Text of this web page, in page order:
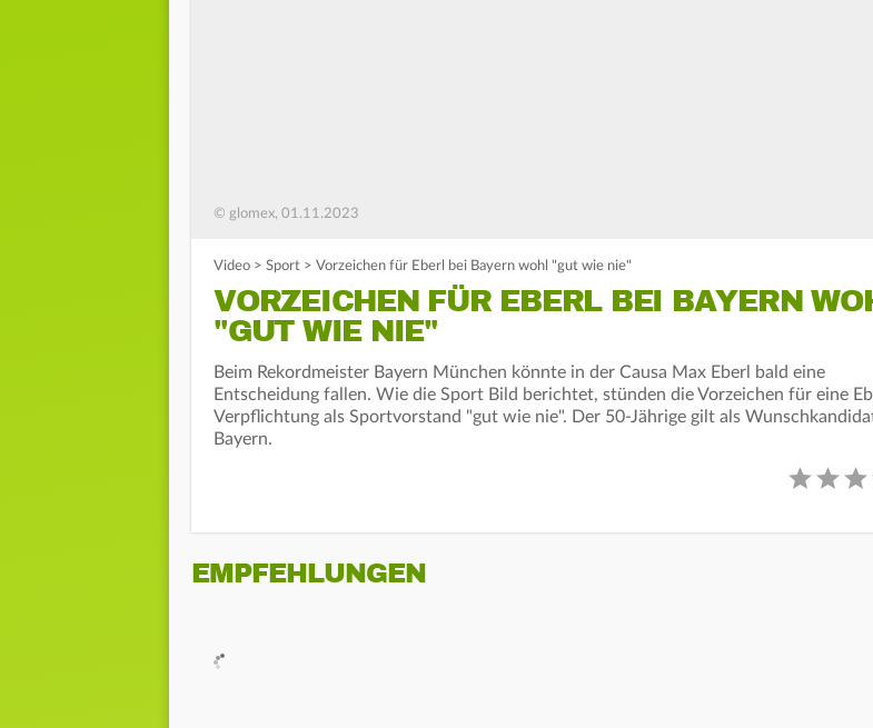
© glomex, 01.11.2023
Video > Sport > Vorzeichen für Eberl bei Bayern wohl "gut wie nie"
VORZEICHEN FÜR EBERL BEI BAYERN
"GUT WIE NIE"
Beim Rekordmeister Bayern München könnte in der Causa Max Eberl bald eine
Entscheidung fallen. Wie die Sport Bild berichtet, stünden die Vorzeichen für eine
Verpflichtung als Sportvorstand "gut wie nie". Der 50-Jährige gilt als
Bayern.
EMPFEHLUNGEN